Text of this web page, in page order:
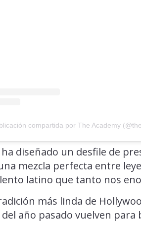
compartida por The Academy
ha diseñado un desfile de
mezcla perfecta entre
latino que tanto nos
más linda de
año pasado vuelven para